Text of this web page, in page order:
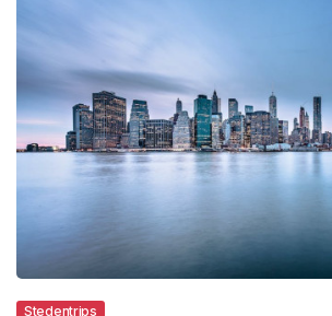
Stedentrips